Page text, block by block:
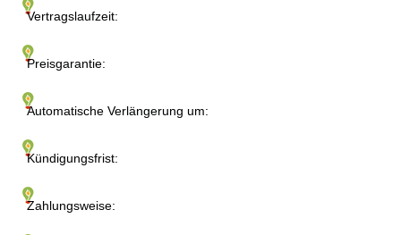
Vertragslaufzeit:
Preisgarantie:
Automatische Verlängerung um:
Kündigungsfrist:
Zahlungsweise: